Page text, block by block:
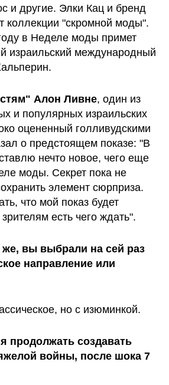
и другие. Элки Кац и бренд
коллекции "скромной моды".
в Неделе моды примет
израильский международный
Алон Ливне, один из
и популярных израильских
оцененный голливудскими
о предстоящем показе: "В
нечто новое, чего еще
моды. Секрет пока не
элемент сюрприза.
что мой показ будет
есть чего ждать".
же, вы выбрали на сей раз
направление или
но с изюминкой.
продолжать создавать
войны, после шока 7